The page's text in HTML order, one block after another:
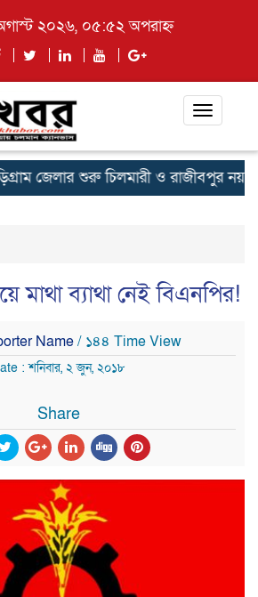
২০২৬, ০৫:৫২ অপরাহ্ন
Toggle
জেলার শুরু চিলমারী ও রাজীবপুর নয় এই
মাথা ব্যাথা নেই বিএনপির!
Name/ ১৪৪ Time View
: শনিবার, ২ জুন, ২০১৮
Share